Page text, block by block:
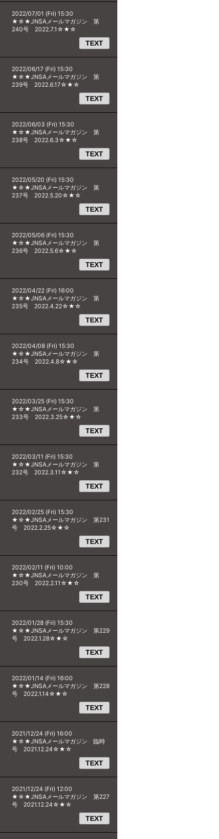
2022/07/01 (Fri) 15:30
★☆★JNSAメールマガジン 第
240号 2022.7.1☆★☆
TEXT
2022/06/17 (Fri) 15:30
★☆★JNSAメールマガジン 第
239号 2022.6.17☆★☆
TEXT
2022/06/03 (Fri) 15:30
★☆★JNSAメールマガジン 第
238号 2022.6.3☆★☆
TEXT
2022/05/20 (Fri) 15:30
★☆★JNSAメールマガジン 第
237号 2022.5.20☆★☆
TEXT
2022/05/06 (Fri) 15:30
★☆★JNSAメールマガジン 第
236号 2022.5.6☆★☆
TEXT
2022/04/22 (Fri) 16:00
★☆★JNSAメールマガジン 第
235号 2022.4.22☆★☆
TEXT
2022/04/08 (Fri) 15:30
★☆★JNSAメールマガジン 第
234号 2022.4.8☆★☆
TEXT
2022/03/25 (Fri) 15:30
★☆★JNSAメールマガジン 第
233号 2022.3.25☆★☆
TEXT
2022/03/11 (Fri) 15:30
★☆★JNSAメールマガジン 第
232号 2022.3.11☆★☆
TEXT
2022/02/25 (Fri) 15:30
★☆★JNSAメールマガジン 第231
号 2022.2.25☆★☆
TEXT
2022/02/11 (Fri) 10:00
★☆★JNSAメールマガジン 第
230号 2022.2.11☆★☆
TEXT
2022/01/28 (Fri) 15:30
★☆★JNSAメールマガジン 第229
号 2022.1.28☆★☆
TEXT
2022/01/14 (Fri) 16:00
★☆★JNSAメールマガジン 第228
号 2022.1.14☆★☆
TEXT
2021/12/24 (Fri) 16:00
★☆★JNSAメールマガジン 臨時
号 2021.12.24☆★☆
TEXT
2021/12/24 (Fri) 12:00
★☆★JNSAメールマガジン 第227
号 2021.12.24☆★☆
TEXT